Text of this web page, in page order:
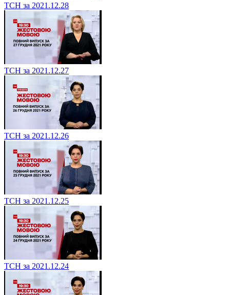
ТСН за 2021.12.28
ТСН за 2021.12.27
ТСН за 2021.12.26
ТСН за 2021.12.25
ТСН за 2021.12.24